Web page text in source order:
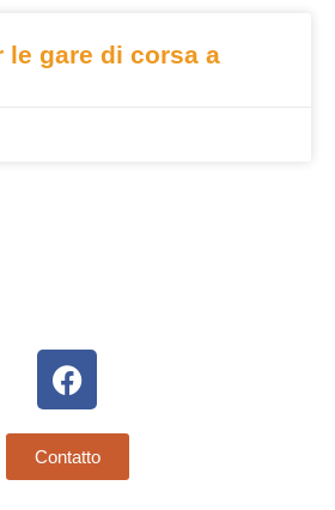
le gare di corsa a
Contatto